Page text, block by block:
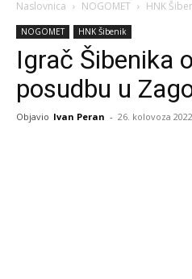
Naslovnica NOGOMET HNK
NOGOMET HNK Šibenik
Igrač Šibenika
posudbu u
Objavio Ivan Peran - 26. kolovoza 2022.